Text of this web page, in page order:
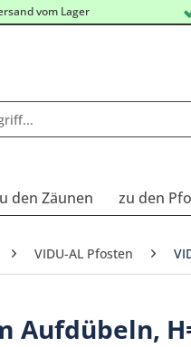
vom Lager
den Zäunen zu den
VIDU-AL Pfosten